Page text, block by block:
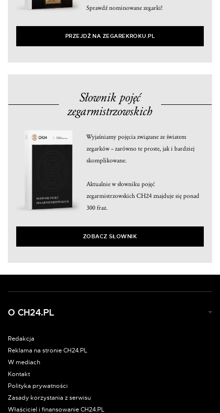
Sprawdź nominowane zegarki!
PRZEJDŹ NA ZEGAREKROKU.PL
Słownik pojęć
zegarmistrzowskich
Wyjaśniamy pojęcia związane ze światem
zegarków – zarówno te proste, jak i bardziej
skomplikowane.
Aktualnie w słowniku pojęć
zegarmistrzowskich CH24 znajduje się ponad
300 fraz.
ZOBACZ SŁOWNIK
O CH24.PL
Redakcja
Reklama na stronie CH24.PL
W mediach
Kontakt
Polityka prywatności
Zasady korzystania z serwisu
Właściciel i finansowanie CH24.PL